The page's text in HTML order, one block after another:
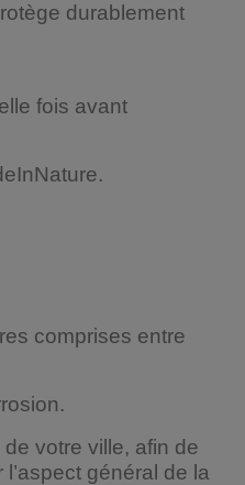
durablement
fois avant
comprises entre
votre ville, afin de
l’aspect général de la